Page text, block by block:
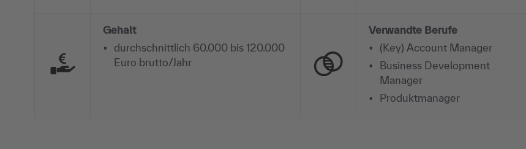
Gehalt
durchschnittlich 60.000 bis 120.000
Euro brutto/Jahr
Verwandte Berufe
(Key) Account Manager
Business Development
Manager
Produktmanager